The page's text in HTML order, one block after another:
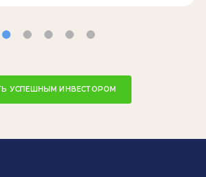
УСПЕШНЫМ ИНВЕСТОРОМ